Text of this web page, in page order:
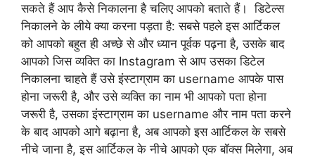
सकते हैं आप कैसे निकालना है चलिए आपको बताते हैं। डिटेल्स
निकालने के लीये क्या करना पड़ता है: सबसे पहले इस आर्टिकल
को आपको बहुत ही अच्छे से और ध्यान पूर्वक पढ़ना है, उसके बाद
आपको जिस व्यक्ति का Instagram से आप उसका डिटेल
निकालना चाहते हैं उसे इंस्टाग्राम का username आपके पास
होना जरूरी है, और उसे व्यक्ति का नाम भी आपको पता होना
जरूरी है, उसका इंस्टाग्राम का username और नाम पता करने
के बाद आपको आगे बढ़ाना है, अब आपको इस आर्टिकल के सबसे
नीचे जाना है, इस आर्टिकल के नीचे आपको एक बॉक्स मिलेगा, अब